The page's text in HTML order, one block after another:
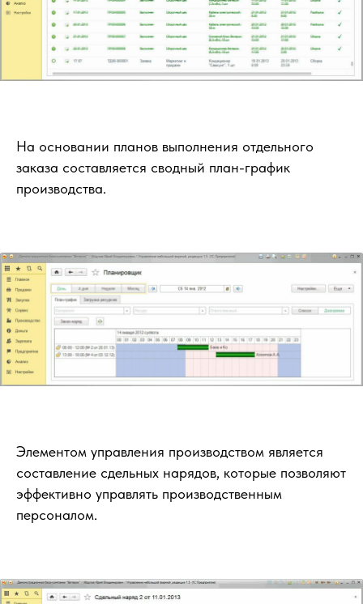
На основании планов выполнения отдельного
заказа составляется сводный план-график
производства.
Элементом управления производством является
составление сдельных нарядов, которые позволяют
эффективно управлять производственным
персоналом.